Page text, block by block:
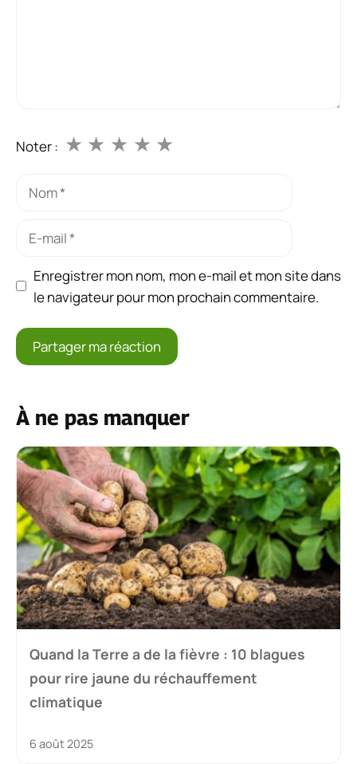
Noter : ★
★
★
★
★
Nom
Enregistrer mon nom, mon e-mail et mon site dans
le navigateur pour mon prochain commentaire.
À ne pas manquer
Quand la Terre a de la fièvre : 10 blagues
pour rire jaune du réchauffement
climatique
6 août 2025